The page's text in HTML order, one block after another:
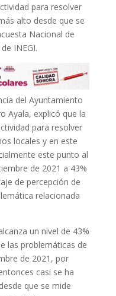
para resolver
alto desde que se
Nacional de
INEGI.
del Ayuntamiento
Ayala, explicó que la
para resolver
locales y en este
este punto al
de 2021 a 43%
de percepción de
relacionada
un nivel de 43%
las problemáticas de
de 2021, por
casi se ha
que se mide